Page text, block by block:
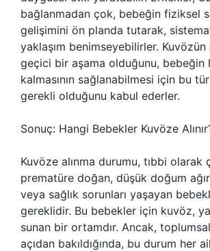
bağlanmadan çok, bebeğin fiziksel
gelişimini ön planda tutarak,
yaklaşım benimseyebilirler.
geçici bir aşama olduğunu, bebeğin
kalmasının sağlanabilmesi için bu
gerekli olduğunu kabul ederler.
Sonuç: Hangi Bebekler Kuvöze
Kuvöze alınma durumu, tıbbi olarak
prematüre doğan, düşük doğum
veya sağlık sorunları yaşayan
gereklidir. Bu bebekler için kuvöz,
sunan bir ortamdır. Ancak,
açıdan bakıldığında, bu durum her